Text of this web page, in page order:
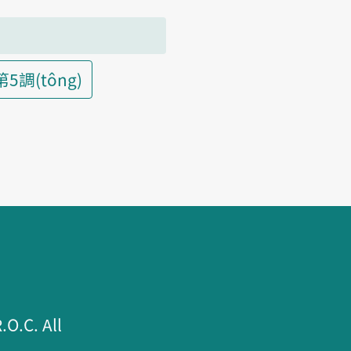
5調(tông)
All